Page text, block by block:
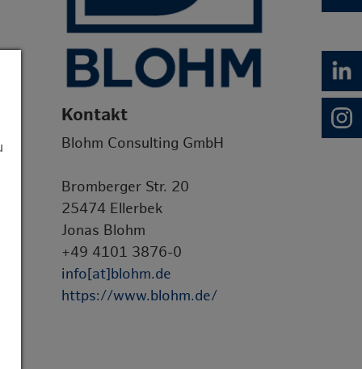
Kontakt
Blohm Consulting GmbH
Bromberger Str. 20
25474 Ellerbek
Jonas Blohm
+49 4101 3876-0
info[at]blohm.de
https://www.blohm.de/